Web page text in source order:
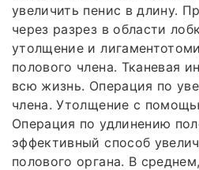
увеличить пенис в длину.
через разрез в области
утолщение и
полового члена. Тканевая
всю жизнь. Операция по
члена. Утолщение с
Операция по удлинению
эффективный способ
полового органа. В